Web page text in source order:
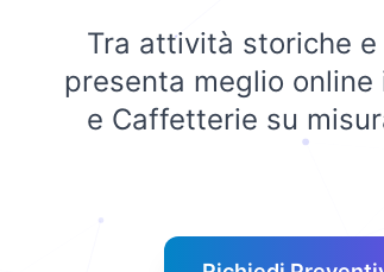
Tra attività storiche
presenta meglio
e Caffetterie su